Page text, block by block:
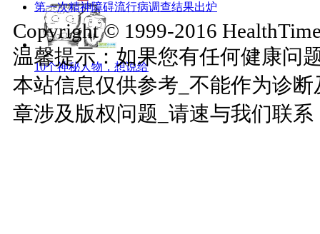
10个神秘人物，想说给
第一次精神障碍流行病调查结果出炉
Copyright © 1999-2016
温馨提示：如果您有任何健康问
本站信息仅供参考_不能作为诊
章涉及版权问题_请速与我们联系